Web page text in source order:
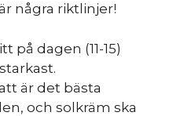
några riktlinjer!
på dagen (11-15)
är det bästa
och solkräm ska